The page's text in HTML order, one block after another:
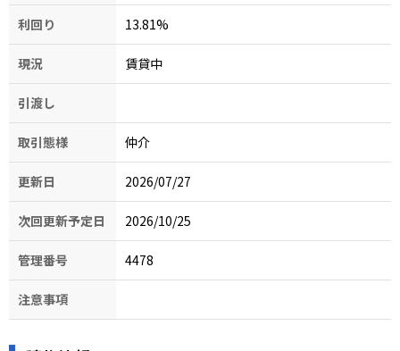
利回り 13.81%
現況 賃貸中
引渡し
取引態様 仲介
更新日 2026/07/27
次回更新予定日 2026/10/25
管理番号 4478
注意事項